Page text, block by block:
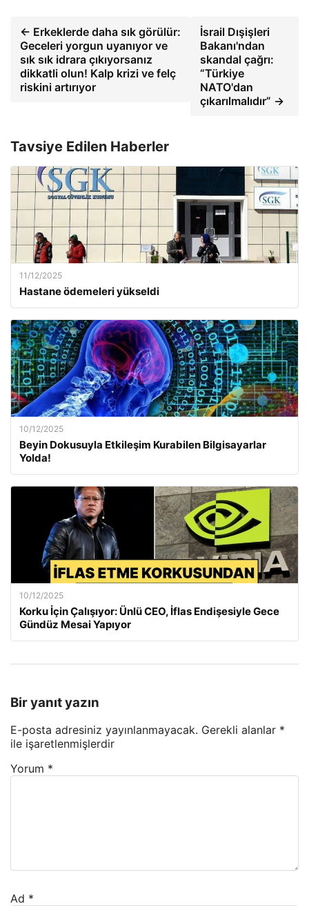
← Erkeklerde daha sık görülür:
Geceleri yorgun uyanıyor ve
sık sık idrara çıkıyorsanız
dikkatli olun! Kalp krizi ve felç
riskini artırıyor
İsrail Dışişleri
Bakanı'ndan
skandal çağrı:
“Türkiye
NATO'dan
çıkarılmalıdır” →
Tavsiye Edilen Haberler
11/12/2025
Hastane ödemeleri yükseldi
10/12/2025
Beyin Dokusuyla Etkileşim Kurabilen Bilgisayarlar
Yolda!
10/12/2025
Korku İçin Çalışıyor: Ünlü CEO, İflas Endişesiyle Gece
Gündüz Mesai Yapıyor
Bir yanıt yazın
E-posta adresiniz yayınlanmayacak. Gerekli alanlar *
ile işaretlenmişlerdir
Yorum *
Ad *